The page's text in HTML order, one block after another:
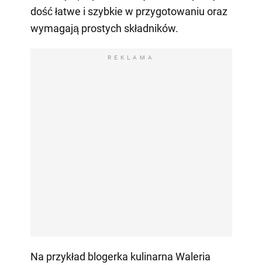
dość łatwe i szybkie w przygotowaniu oraz
wymagają prostych składników.
REKLAMA
Na przykład blogerka kulinarna Waleria